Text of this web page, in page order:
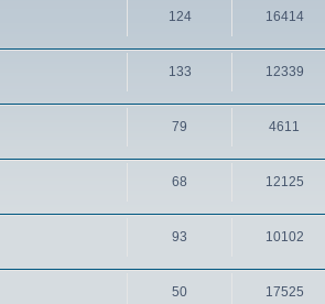
124 16414
133 12339
79 4611
68 12125
93 10102
50 17525